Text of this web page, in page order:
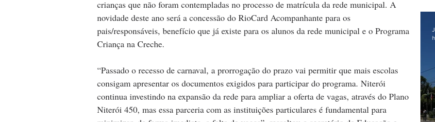
crianças que não foram contempladas no processo de matrícula da rede municipal. A
novidade deste ano será a concessão do RioCard Acompanhante para os
pais/responsáveis, benefício que já existe para os alunos da rede municipal e o Programa
Criança na Creche.
“Passado o recesso de carnaval, a prorrogação do prazo vai permitir que mais escolas
consigam apresentar os documentos exigidos para participar do programa. Niterói
continua investindo na expansão da rede para ampliar a oferta de vagas, através do Plano
Niterói 450, mas essa parceria com as instituições particulares é fundamental para